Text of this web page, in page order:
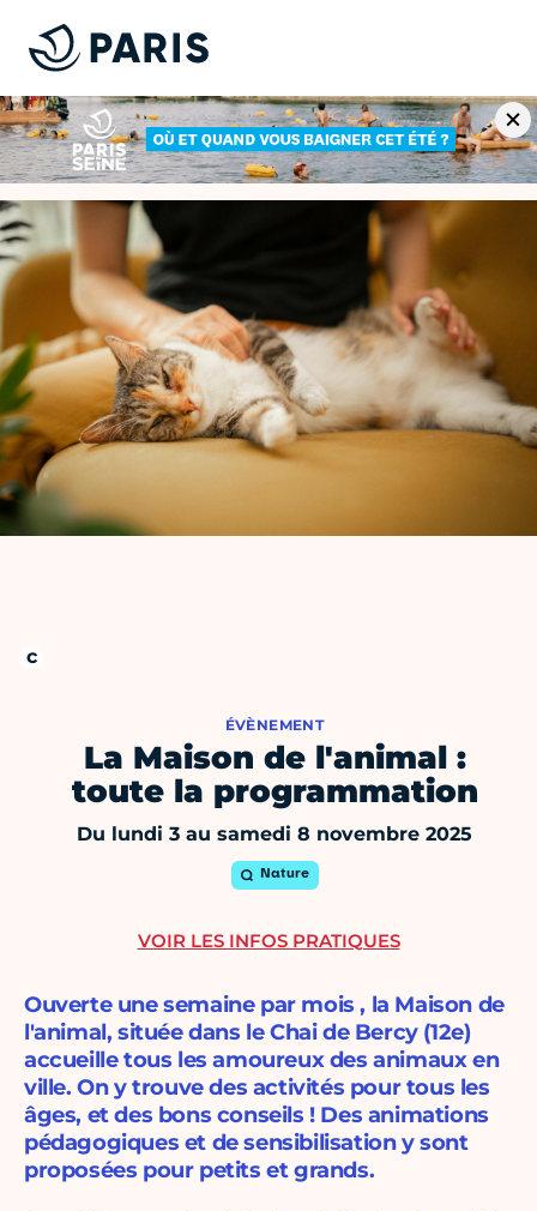
ÉVÈNEMENT
La Maison de l'animal :
toute la programmation
Du lundi 3 au samedi 8 novembre 2025
Nature
Ouverte une semaine par mois , la Maison de
l'animal, située dans le Chai de Bercy (12e)
accueille tous les amoureux des animaux en
ville. On y trouve des activités pour tous les
âges, et des bons conseils ! Des animations
pédagogiques et de sensibilisation y sont
proposées pour petits et grands.
VOIR LES INFOS PRATIQUES